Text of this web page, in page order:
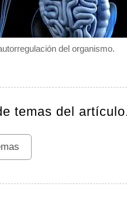
del organismo.
temas del